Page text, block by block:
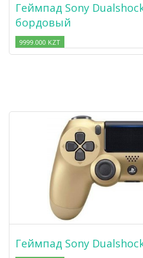
Геймпад Sony
бордовый
9999.000 KZT
Геймпад Sony